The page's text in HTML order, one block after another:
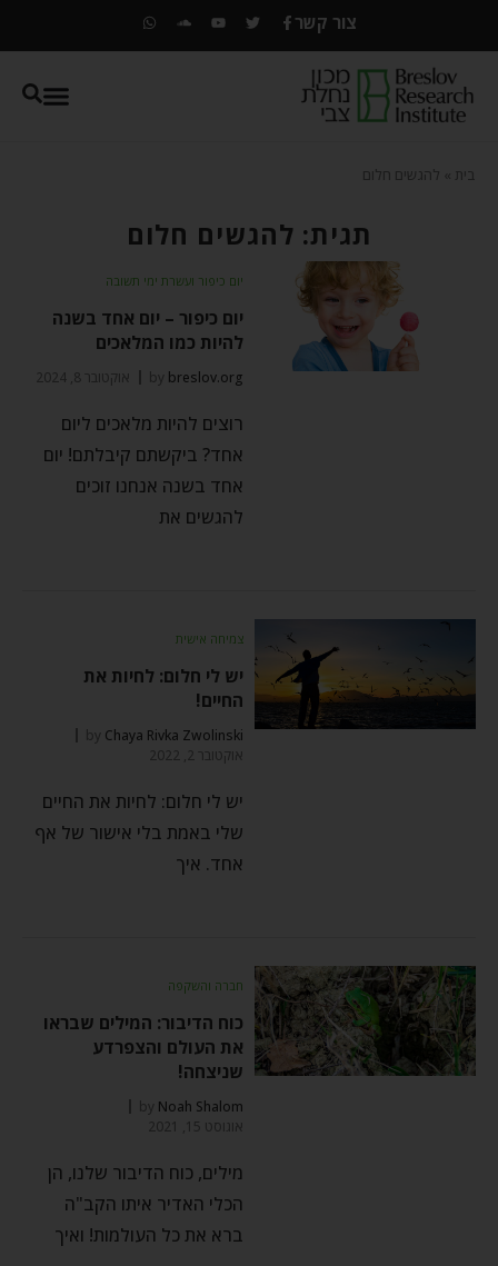
צור קשר
בית להגשים חלום
תגית: להגשים חלום
יום כיפור ועשרת ימי תשובה
יום כיפור – יום אחד בשנה
להיות כמו המלאכים
by breslov.org אוקטובר 8, 2024
רוצים להיות מלאכים ליום
אחד? ביקשתם קיבלתם! יום
אחד בשנה אנחנו זוכים
להגשים את
צמיחה אישית
יש לי חלום: לחיות את
החיים!
by Chaya Rivka Zwolinski
אוקטובר 2, 2022
יש לי חלום: לחיות את החיים
שלי באמת בלי אישור של אף
אחד. איך
חברה והשקפה
כוח הדיבור: המילים שבראו
את העולם והצפרדע
שניצחה!
by Noah Shalom
אוגוסט 15, 2021
מילים, כוח הדיבור שלנו, הן
הכלי האדיר איתו הקב"ה
ברא את כל העולמות! ואיך